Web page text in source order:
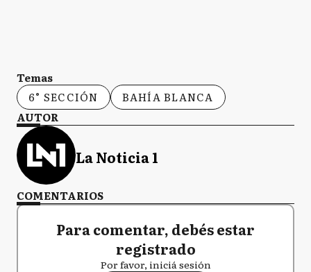
Temas
6° SECCIÓN
BAHÍA BLANCA
AUTOR
La Noticia 1
COMENTARIOS
Para comentar, debés estar
registrado
Por favor, iniciá sesión